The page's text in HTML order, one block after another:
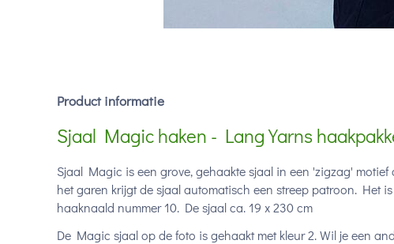
Product informatie
Sjaal Magic haken - Lang Yarns
Sjaal Magic is een grove, gehaakte sjaal in een 'zigzag'
het garen krijgt de sjaal automatisch een streep patroon. Het
haaknaald nummer 10. De sjaal ca. 19 x 230 cm
De Magic sjaal op de foto is gehaakt met kleur 2. Wil je een